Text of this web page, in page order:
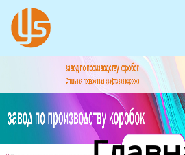
Главная
Продукция
О Нас